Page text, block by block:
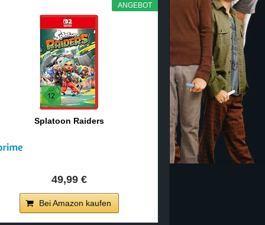
ANGEBOT
Splatoon Raiders
49,99 €
Bei Amazon kaufen